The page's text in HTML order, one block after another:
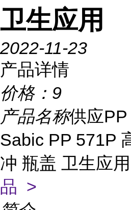
卫生应用
2022-11-23
产品详情
价格： 9
产品名称供应
Sabic PP 571P
冲 瓶盖 卫生应用
品 >